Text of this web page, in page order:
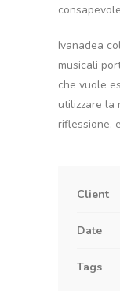
Ivanadea
musicali
che vuole
utilizzare la
riflessione,
Client
Date
Tags